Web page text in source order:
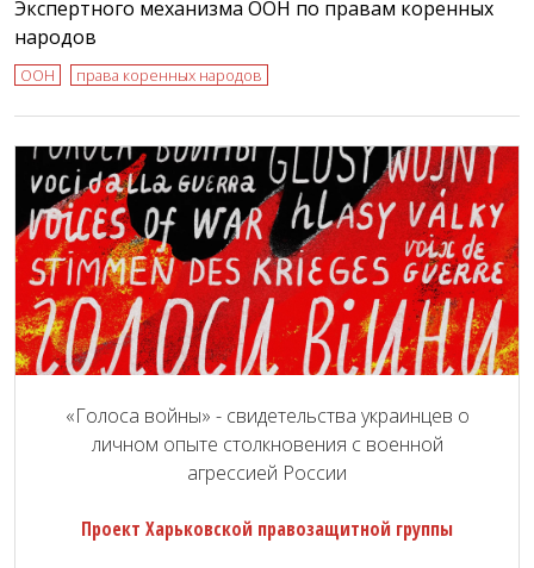
Экспертного механизма ООН по правам коренных
народов
ООН права коренных народов
«Голоса войны» - свидетельства украинцев о
личном опыте столкновения с военной
агрессией России
Проект Харьковской правозащитной группы